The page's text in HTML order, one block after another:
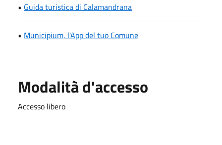
• Guida turistica di Calamandrana
• Municipium, l'App del tuo Comune
Modalità d'accesso
Accesso libero